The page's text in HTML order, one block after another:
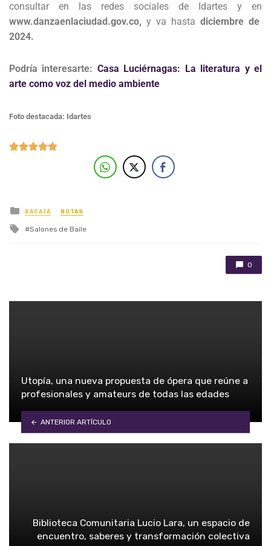
consultar en las redes sociales de Idartes y en
www.danzaenlaciudad.gov.co, y va hasta diciembre de
2024.
Podría interesarte: Casa Luciérnagas: La literatura y el
arte como voz del medio ambiente
Foto destacada: Idartes
Posted in
BACATÁ NOTAS
Tagged with
Salones de Baile
0
Utopía, una nueva propuesta de ópera que reúne a
profesionales y amateurs de todas las edades
ANTERIOR ARTÍCULO
Biblioteca Comunitaria Lucio Lara, un espacio de
encuentro, saberes y transformación colectiva